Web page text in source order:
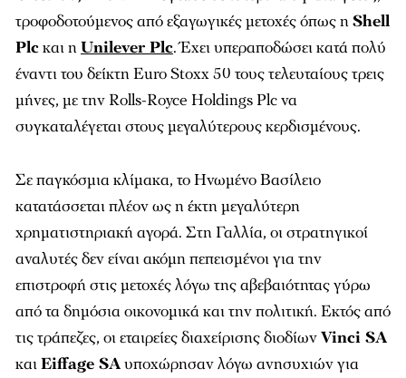
τροφοδοτούμενος από εξαγωγικές μετοχές όπως ηShell
Plcκαι ηUnilever Plc. Έχει υπεραποδώσει κατά πολύ
έναντι του δείκτη Euro Stoxx 50 τους τελευταίους τρεις
μήνες, με την Rolls-Royce Holdings Plc να
συγκαταλέγεται στους μεγαλύτερους κερδισμένους.
Σε παγκόσμια κλίμακα, το Ηνωμένο Βασίλειο
κατατάσσεται πλέον ως η έκτη μεγαλύτερη
χρηματιστηριακή αγορά. Στη Γαλλία, οι στρατηγικοί
αναλυτές δεν είναι ακόμη πεπεισμένοι για την
επιστροφή στις μετοχές λόγω της αβεβαιότητας γύρω
από τα δημόσια οικονομικά και την πολιτική. Εκτός από
τις τράπεζες, οι εταιρείες διαχείρισης διοδίωνVinci SA
καιEiffage SAυποχώρησαν λόγω ανησυχιών για